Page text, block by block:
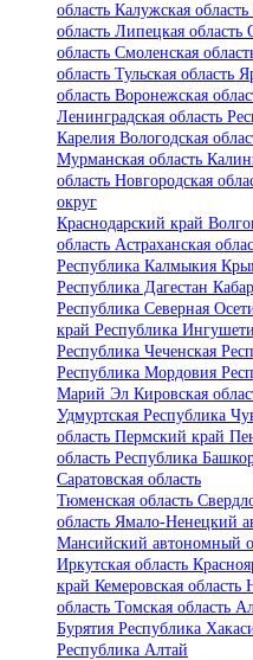
область Калужская область
область Липецкая область
область Смоленская
область Тульская область
область Воронежская
Ленинградская область
Карелия Вологодская
Мурманская область
область Новгородская
округ
Краснодарский край
область Астраханская
Республика Калмыкия
Республика Дагестан
Республика Северная
край Республика
Республика Чеченская
Республика Мордовия
Марий Эл Кировская
Удмуртская Республика
область Пермский край
область Республика
Саратовская область
Тюменская область
область Ямало-Ненецкий
Мансийский автономный
Иркутская область
край Кемеровская область
область Томская область
Бурятия Республика
Республика Алтай